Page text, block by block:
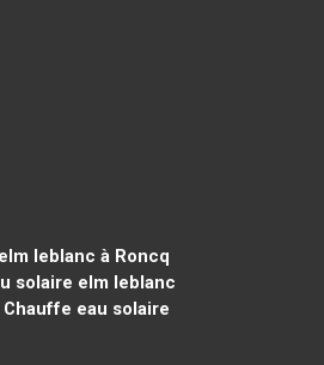
leblanc à Roncq
solaire elm leblanc
Chauffe eau solaire